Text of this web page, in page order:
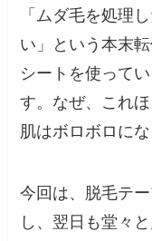
「ムダ毛を処理
い」という本末
シートを使って
す。なぜ、これ
肌はボロボロに
今回は、脱毛テ
し、翌日も堂々